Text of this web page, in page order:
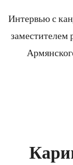
Интервью с
заместителем